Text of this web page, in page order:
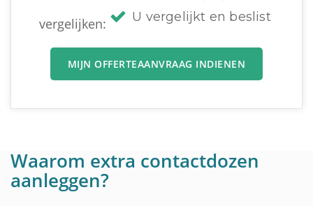
vergelijken:
U vergelijkt en beslist
MIJN OFFERTEAANVRAAG INDIENEN
Waarom extra contactdozen
aanleggen?